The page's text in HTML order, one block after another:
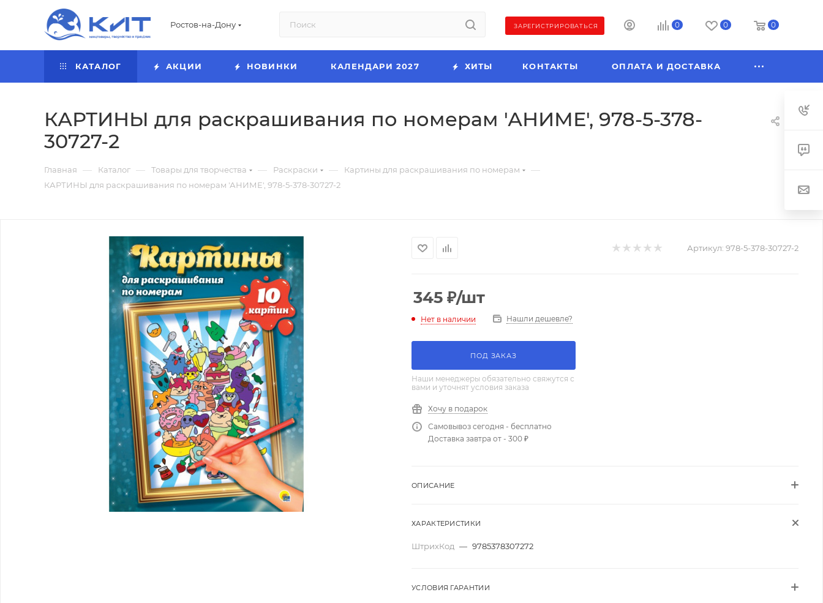
Ростов-на-Дону ЗАРЕГИСТРИРОВАТЬСЯ 0 0 0
КАТАЛОГ АКЦИИ НОВИНКИ КАЛЕНДАРИ 2027 ХИТЫ КОНТАКТЫ ОПЛАТА И ДОСТАВКА
КАРТИНЫ для раскрашивания по номерам 'АНИМЕ', 978-5-378-
30727-2
Главная — Каталог — Товары для творчества — Раскраски — Картины для раскрашивания по номерам —
КАРТИНЫ для раскрашивания по номерам 'АНИМЕ', 978-5-378-30727-2
Артикул: 978-5-378-30727-2
345 ₽/шт
Нет в наличии Нашли дешевле?
ПОД ЗАКАЗ
Наши менеджеры обязательно свяжутся с
вами и уточнят условия заказа
Хочу в подарок
Самовывоз сегодня - бесплатно
Доставка завтра от - 300 ₽
ОПИСАНИЕ
ХАРАКТЕРИСТИКИ
ШтрихКод — 9785378307272
УСЛОВИЯ ГАРАНТИИ